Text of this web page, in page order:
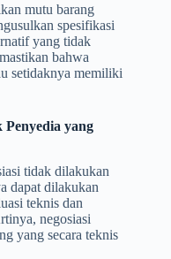
mutu barang
spesifikasi
yang tidak
bahwa
setidaknya memiliki
Penyedia yang
tidak dilakukan
dapat dilakukan
teknis dan
negosiasi
yang secara teknis